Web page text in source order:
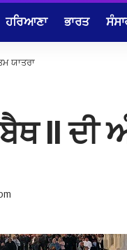
ਹਰਿਆਣਾ ਭਾਰਤ
ਯਾਤਰਾ
II ਦੀ